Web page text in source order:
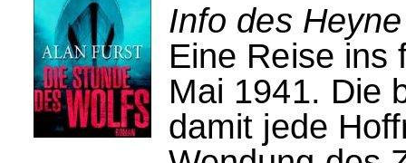
Info des
Eine Reise ins
Mai 1941. Die
damit jede